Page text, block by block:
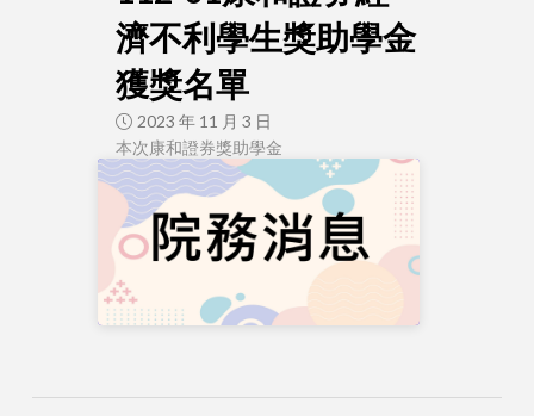
濟不利學生獎助學金
獲獎名單
2023 年 11 月 3 日
本次康和證券獎助學金